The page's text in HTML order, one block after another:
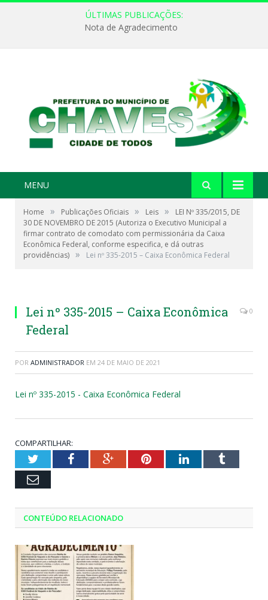
ÚLTIMAS PUBLICAÇÕES:
Nota de Agradecimento
MENU
Home » Publicações Oficiais » Leis »
LEI Nº 335/2015, DE
30 DE NOVEMBRO DE 2015 (Autoriza o Executivo Municipal a
firmar contrato de comodato com permissionária da Caixa
Econômica Federal, conforme especifica, e dá outras
providências) » Lei nº 335-2015 – Caixa Econômica Federal
Lei nº 335-2015 – Caixa Econômica
Federal
0
POR ADMINISTRADOR EM 24 DE MAIO DE 2021
Lei nº 335-2015 - Caixa Econômica Federal
COMPARTILHAR:
TwitterFacebookGoogle+PinterestLinkedInTumblr
Email
CONTEÚDO RELACIONADO